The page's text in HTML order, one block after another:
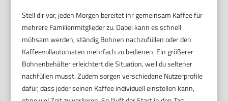
Stell dir vor, jeden Morgen bereitet ihr gemeinsam Kaffee für
mehrere Familienmitglieder zu. Dabei kann es schnell
mühsam werden, ständig Bohnen nachzufüllen oder den
Kaffeevollautomaten mehrfach zu bedienen. Ein größerer
Bohnenbehälter erleichtert die Situation, weil du seltener
nachfüllen musst. Zudem sorgen verschiedene Nutzerprofile
dafür, dass jeder seinen Kaffee individuell einstellen kann,